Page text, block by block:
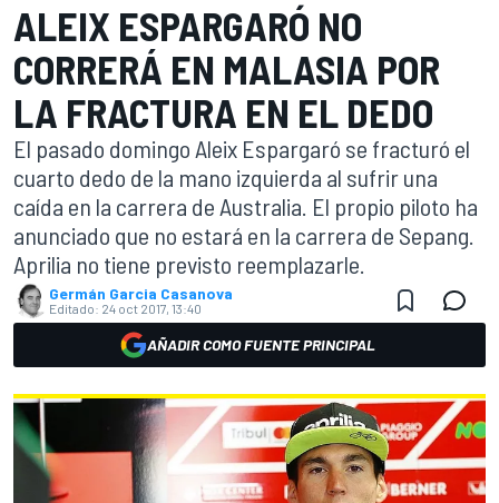
ALEIX ESPARGARÓ NO
CORRERÁ EN MALASIA POR
LA FRACTURA EN EL DEDO
El pasado domingo Aleix Espargaró se fracturó el
cuarto dedo de la mano izquierda al sufrir una
caída en la carrera de Australia. El propio piloto ha
anunciado que no estará en la carrera de Sepang.
Aprilia no tiene previsto reemplazarle.
Germán Garcia Casanova
Editado: 24 oct 2017, 13:40
AÑADIR COMO FUENTE PRINCIPAL